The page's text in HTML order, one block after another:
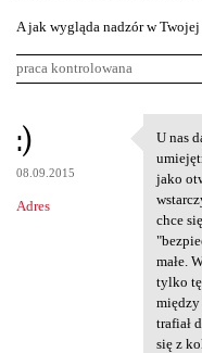
A jak wygląda nadzór w Twojej
praca kontrolowana
K
o
m
e
:)
08.09.2015
Adres
U nas
U nas
jako
chce
małe.
tylko tę
między
trafiał
się z